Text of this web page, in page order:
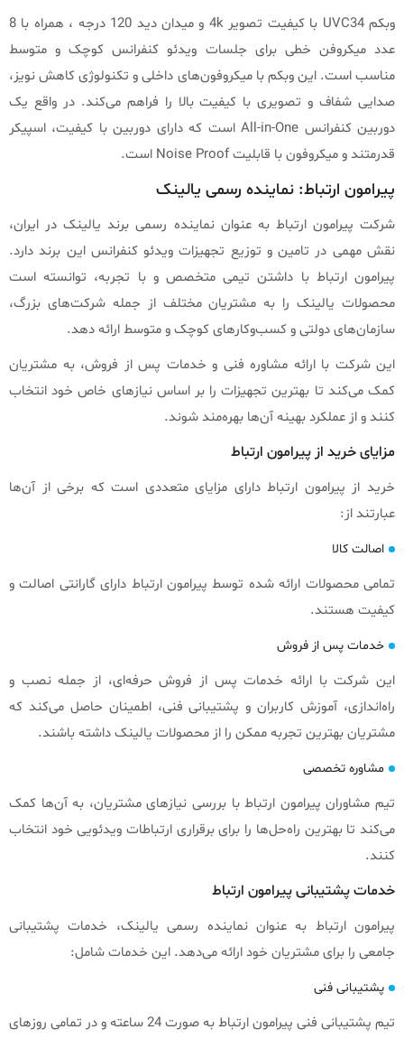
وبکم UVC34 با کیفیت تصویر 4k و میدان دید 120 درجه ، همراه با 8
عدد میکروفن خطی برای جلسات ویدئو کنفرانس کوچک و متوسط
مناسب است. این وبکم با میکروفون‌های داخلی و تکنولوژی کاهش نویز،
صدایی شفاف و تصویری با کیفیت بالا را فراهم می‌کند. در واقع یک
دوربین کنفرانس All-in-One است که دارای دوربین با کیفیت، اسپیکر
قدرمتند و میکروفون با قابلیت Noise Proof است.
پیرامون ارتباط: نماینده رسمی یالینک
شرکت پیرامون ارتباط به عنوان نماینده رسمی برند یالینک در ایران،
نقش مهمی در تامین و توزیع تجهیزات ویدئو کنفرانس این برند دارد.
پیرامون ارتباط با داشتن تیمی متخصص و با تجربه، توانسته است
محصولات یالینک را به مشتریان مختلف از جمله شرکت‌های بزرگ،
سازمان‌های دولتی و کسب‌وکارهای کوچک و متوسط ارائه دهد.
این شرکت با ارائه مشاوره فنی و خدمات پس از فروش، به مشتریان
کمک می‌کند تا بهترین تجهیزات را بر اساس نیازهای خاص خود انتخاب
کنند و از عملکرد بهینه آن‌ها بهره‌مند شوند.
مزایای خرید از پیرامون ارتباط
خرید از پیرامون ارتباط دارای مزایای متعددی است که برخی از آن‌ها
عبارتند از:
اصالت کالا
تمامی محصولات ارائه شده توسط پیرامون ارتباط دارای گارانتی اصالت و
کیفیت هستند.
خدمات پس از فروش
این شرکت با ارائه خدمات پس از فروش حرفه‌ای، از جمله نصب و
راه‌اندازی، آموزش کاربران و پشتیبانی فنی، اطمینان حاصل می‌کند که
مشتریان بهترین تجربه ممکن را از محصولات یالینک داشته باشند.
مشاوره تخصصی
تیم مشاوران پیرامون ارتباط با بررسی نیازهای مشتریان، به آن‌ها کمک
می‌کند تا بهترین راه‌حل‌ها را برای برقراری ارتباطات ویدئویی خود انتخاب
کنند.
خدمات پشتیبانی پیرامون ارتباط
پیرامون ارتباط به عنوان نماینده رسمی یالینک، خدمات پشتیبانی
جامعی را برای مشتریان خود ارائه می‌دهد. این خدمات شامل:
پشتیبانی فنی
تیم پشتیبانی فنی پیرامون ارتباط به صورت 24 ساعته و در تمامی روزهای